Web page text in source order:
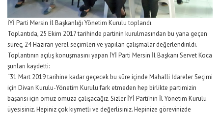
İYİ Parti Mersin İl Başkanlığı Yönetim Kurulu toplandı.
Toplantıda, 25 Ekim 2017 tarihinde partinin kurulmasından bu yana geçen
süreç, 24 Haziran yerel seçimleri ve yapılan çalışmalar değerlendirildi.
Toplantının açılış konuşmasını yapan İYİ Parti Mersin İl Başkanı Servet Koca
şunları kaydetti:
“31 Mart 2019 tarihine kadar geçecek bu süre içinde Mahalli İdareler Seçimi
için Divan Kurulu-Yönetim Kurulu fark etmeden hep birlikte partimizin
başarısı için omuz omuza çalışacağız. Sizler İYİ Parti’nin İl Yönetim Kurulu
üyesisiniz. Hepiniz çok kıymetli ve değerlisiniz. Hepinize görevinizde